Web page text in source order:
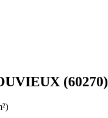
(60270)